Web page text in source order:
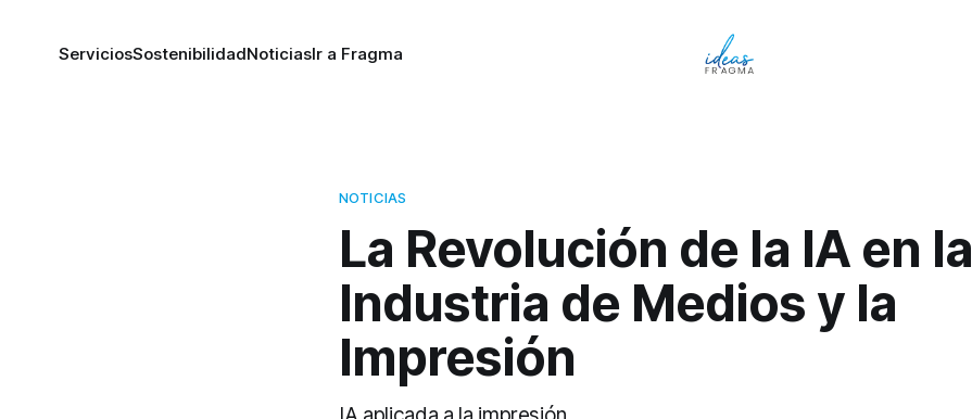
ServiciosSostenibilidadNoticiasIr a Fragma
NOTICIAS
La Revolución de la IA en la
Industria de Medios y la
Impresión